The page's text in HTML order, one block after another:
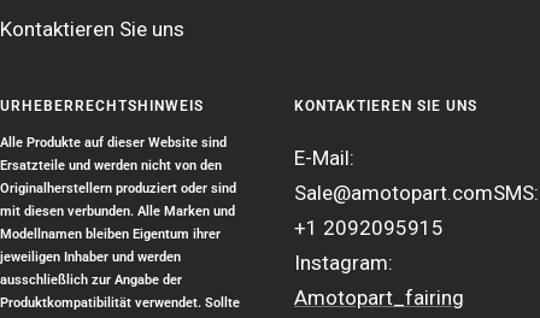
Kontaktieren Sie uns
URHEBERRECHTSHINWEIS
Alle Produkte auf dieser Website sind
Ersatzteile und werden nicht von den
Originalherstellern produziert oder sind
mit diesen verbunden. Alle Marken und
Modellnamen bleiben Eigentum ihrer
jeweiligen Inhaber und werden
ausschließlich zur Angabe der
Produktkompatibilität verwendet. Sollte
KONTAKTIEREN SIE UNS
E-Mail:
Sale@amotopart.comSMS:
+1 2092095915
Instagram:
Amotopart_fairing